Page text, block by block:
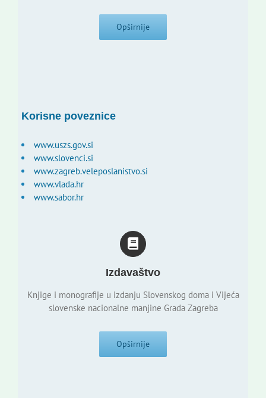
Opširnije
Korisne poveznice
www.uszs.gov.si
www.slovenci.si
www.zagreb.veleposlanistvo.si
www.vlada.hr
www.sabor.hr
Izdavaštvo
Knjige i monografije u izdanju Slovenskog doma i Vijeća
slovenske nacionalne manjine Grada Zagreba
Opširnije